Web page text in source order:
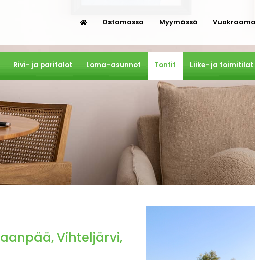
Ostamassa Myymässä
Rivi- ja paritalot Loma-asunnot Tontit Liike- ja toimitilat
Vihteljärvi,